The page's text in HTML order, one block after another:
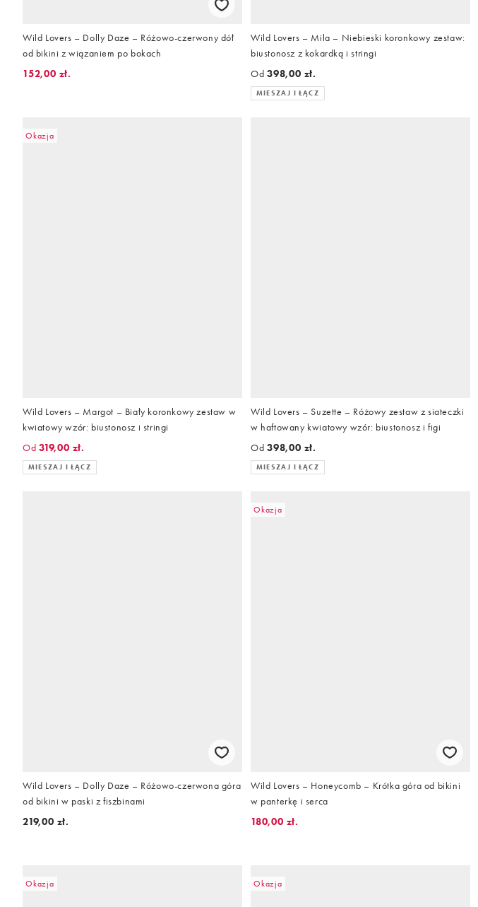
Wild Lovers – Dolly Daze – Różowo-czerwony dół
od bikini z wiązaniem po bokach
152,00 zł.
Wild Lovers – Mila – Niebieski koronkowy zestaw:
biustonosz z kokardką i stringi
Od 398,00 zł.
MIESZAJ I ŁĄCZ
Okazja
Wild Lovers – Margot – Biały koronkowy zestaw w
kwiatowy wzór: biustonosz i stringi
Od 319,00 zł.
MIESZAJ I ŁĄCZ
Wild Lovers – Suzette – Różowy zestaw z siateczki
w haftowany kwiatowy wzór: biustonosz i figi
Od 398,00 zł.
MIESZAJ I ŁĄCZ
Wild Lovers – Dolly Daze – Różowo-czerwona góra
od bikini w paski z fiszbinami
219,00 zł.
Okazja
Wild Lovers – Honeycomb – Krótka góra od bikini
w panterkę i serca
180,00 zł.
Okazja Okazja